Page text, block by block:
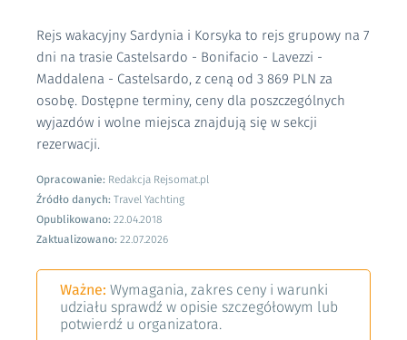
Rejs wakacyjny Sardynia i Korsyka to rejs grupowy na 7
dni na trasie Castelsardo - Bonifacio - Lavezzi -
Maddalena - Castelsardo, z ceną od 3 869 PLN za
osobę. Dostępne terminy, ceny dla poszczególnych
wyjazdów i wolne miejsca znajdują się w sekcji
rezerwacji.
Opracowanie: Redakcja Rejsomat.pl
Źródło danych: Travel Yachting
Opublikowano: 22.04.2018
Zaktualizowano: 22.07.2026
Ważne: Wymagania, zakres ceny i warunki
udziału sprawdź w opisie szczegółowym lub
potwierdź u organizatora.